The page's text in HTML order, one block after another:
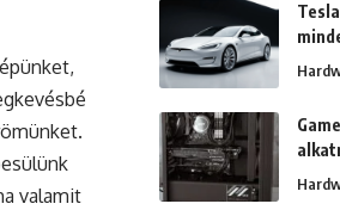
valamit